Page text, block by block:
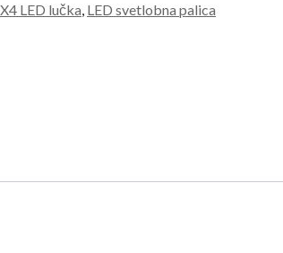
LED lučka, LED svetlobna palica